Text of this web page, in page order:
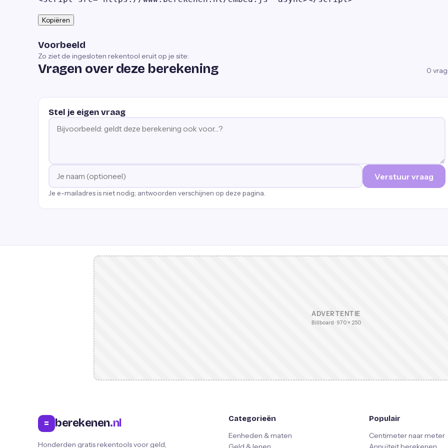
Kopiëren
Voorbeeld
Zo ziet de ingesloten rekentool eruit op je site:
Vragen over deze berekening 0
Stel je eigen vraag
Verstuur vraag
Je e-mailadres is niet nodig; antwoorden verschijnen op deze pagina.
ADVERTENTIE
Billboard · 970 × 250
= berekenen.nl
Honderden gratis rekentools voor geld,
Categorieën
Eenheden & maten
Populair
Centimeter naar meter